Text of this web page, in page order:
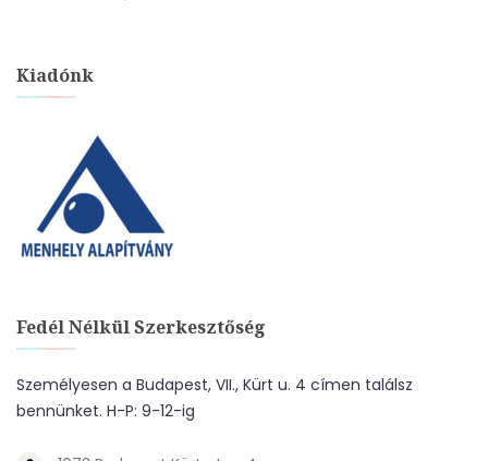
Kiadónk
Fedél Nélkül Szerkesztőség
Személyesen a Budapest, VII., Kürt u. 4 címen találsz
bennünket. H-P: 9-12-ig